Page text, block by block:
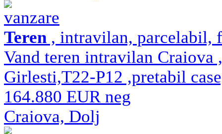
vanzare
Teren , intravilan, parcelabil,
Vand teren intravilan
Girlesti,T22-P12 ,pretabil
164.880 EUR neg
Craiova, Dolj